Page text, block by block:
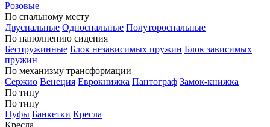
Розовые
По спальному месту
Двуспальные Односпальные Полутороспальные
По наполнению сидения
Беспружинные Блок независимых пружин Блок зависимых
пружин
По механизму трансформации
Сержио Венеция Еврокнижка Пантограф Замок-книжка
По типу
По типу
Пуфы Банкетки Кресла
Кресла